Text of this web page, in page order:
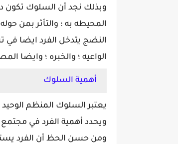
وبذلك نجد أن السلوك تكون
المحيطه به ؛ والتأثر بمن
النضج يتدخل الفرد ايضا في
الواعيه ؛ والخبره ؛ وايضا
أهمية السلوك
يعتبر السلوك المنظم الوحيد
ويحدد أهمية الفرد في مجتمع
ومن حسن الحظ أن الفرد